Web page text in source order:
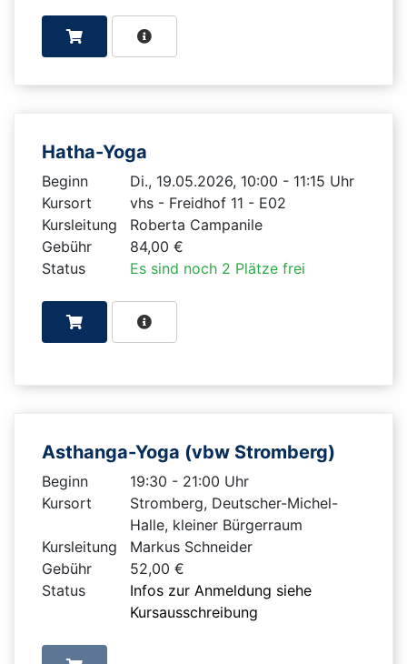
Hatha-Yoga
Beginn
Di., 19.05.2026, 10:00 - 11:15 Uhr
Kursort
vhs - Freidhof 11 - E02
Kursleitung
Roberta Campanile
Gebühr
84,00 €
Status
Es sind noch 2 Plätze frei
Asthanga-Yoga (vbw Stromberg)
Beginn
19:30 - 21:00 Uhr
Kursort
Stromberg, Deutscher-Michel-
Halle, kleiner Bürgerraum
Kursleitung
Markus Schneider
Gebühr
52,00 €
Status
Infos zur Anmeldung siehe
Kursausschreibung